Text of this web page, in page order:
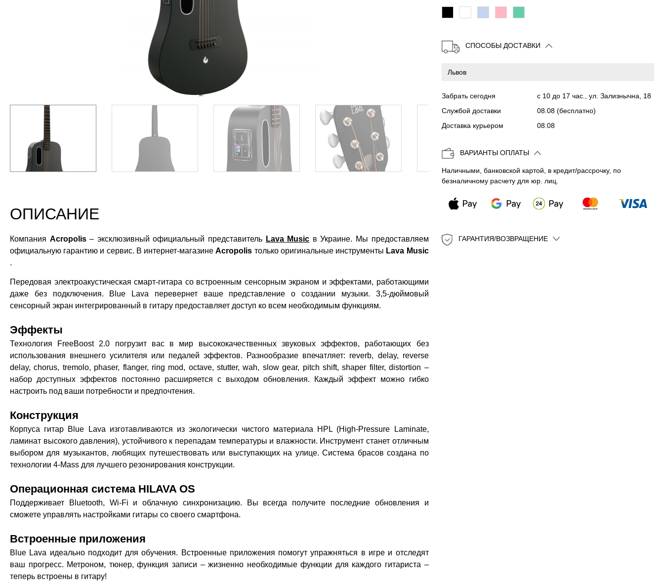
Копировать
СПОСОБЫ ДОСТАВКИ
Забрать сегодня
с 10 до 17 час., ул. Зализнычна, 18
Службой доставки
08.08 (бесплатно)
Доставка курьером
08.08
ВАРИАНТЫ ОПЛАТЫ
Наличными, банковской картой, в кредит/рассрочку, по
безналичному расчету для юр. лиц.
ГАРАНТИЯ/ВОЗВРАЩЕНИЕ
ОПИСАНИЕ
Компания Acropolis– эксклюзивный официальный представитель Lava Music в Украине. Мы предоставляем
официальную гарантию и сервис. В интернет-магазинеAcropolis только оригинальные инструменты Lava Music
.
Передовая электроакустическая смарт-гитара со встроенным сенсорным экраном и эффектами, работающими
даже без подключения. Blue Lava перевернет ваше представление о создании музыки. 3,5-дюймовый
сенсорный экран интегрированный в гитару предоставляет доступ ко всем необходимым функциям.
Эффекты
Технология FreeBoost 2.0 погрузит вас в мир высококачественных звуковых эффектов, работающих без
использования внешнего усилителя или педалей эффектов. Разнообразие впечатляет: reverb, delay, reverse
delay, chorus, tremolo, phaser, flanger, ring mod, octave, stutter, wah, slow gear, pitch shift, shaper filter, distortion –
набор доступных эффектов постоянно расширяется с выходом обновления. Каждый эффект можно гибко
настроить под ваши потребности и предпочтения.
Конструкция
Корпуса гитар Blue Lava изготавливаются из экологически чистого материала HPL (High-Pressure Laminate,
ламинат высокого давления), устойчивого к перепадам температуры и влажности. Инструмент станет отличным
выбором для музыкантов, любящих путешествовать или выступающих на улице. Система брасов создана по
технологии 4-Mass для лучшего резонирования конструкции.
Операционная система HILAVA OS
Поддерживает Bluetooth, Wi-Fi и облачную синхронизацию. Вы всегда получите последние обновления и
сможете управлять настройками гитары со своего смартфона.
Встроенные приложения
Blue Lava идеально подходит для обучения. Встроенные приложения помогут упражняться в игре и отследят
ваш прогресс. Метроном, тюнер, функция записи – жизненно необходимые функции для каждого гитариста –
теперь встроены в гитару!